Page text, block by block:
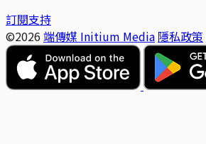
訂閱支持
©2026 端傳媒 Initium Media 隱私政策